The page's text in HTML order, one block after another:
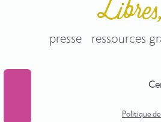
presse ressources
Politique